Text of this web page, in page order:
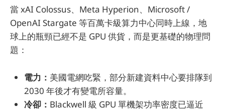
當 xAI Colossus、Meta Hyperion、Microsoft /
OpenAI Stargate 等百萬卡級算力中心同時上線，地
球上的瓶頸已經不是 GPU 供貨，而是更基礎的物理問
題：
電力： 美國電網吃緊，部分新建資料中心要排隊到
2030 年後才有變電所容量。
冷卻： Blackwell 級 GPU 單機架功率密度已逼近